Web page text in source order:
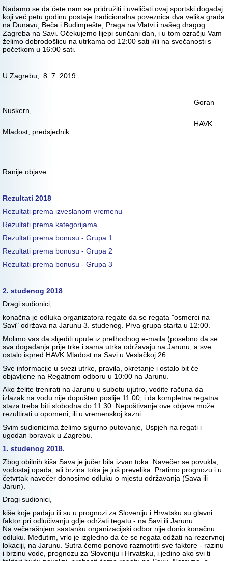
Nadamo se da ćete nam se pridružiti i uveličati ovaj sportski događaj
koji već petu godinu postaje tradicionalna poveznica dva velika grada
na Dunavu, Beča i Budimpešte, Praga na Vlatvi i našeg dragog
Zagreba na Savi. Očekujemo lijepi sunčani dan, i u tom ozračju Vam
želimo dobrodošlicu na utrkama od 12:00 sati i/ili na svečanosti s
početkom u 16:00 sati.
U Zagrebu, 8. 7. 2019.
Goran
Nuskern,
HAVK
Mladost, predsjednik
Ranije objave:
Rezultati 2018
Rezultati prema izveslanom vremenu
Rezultati prema kategorijama
Rezultati prema bonusu - Grupa 1
Rezultati prema bonusu - Grupa 2
Rezultati prema bonusu - Grupa 3
2. studenog 2018
Dragi sudionici,
konačna je odluka organizatora regate da se regata "osmerci na
Savi" održava na Jarunu 3. studenog. Prva grupa starta u 12:00.
Molimo vas da slijediti upute iz prethodnog e-maila (posebno da se
sva događanja prije trke i sama utrka održavaju na Jarunu, a sve
ostalo ispred HAVK Mladost na Savi u Veslačkoj 26.
Sve informacije u svezi utrke, pravila, okretanje i ostalo bit će
objavljene na Regatnom odboru u 10:00 na Jarunu.
Ako želite trenirati na Jarunu u subotu ujutro, vodite računa da
izlazak na vodu nije dopušten poslije 11:00, i da kompletna regatna
staza treba biti slobodna do 11:30. Nepoštivanje ove objave može
rezultirati u opomeni, ili u vremenskoj kazni.
Svim sudionicima želimo sigurno putovanje, Uspjeh na regati i
ugodan boravak u Zagrebu.
1. studenog 2018.
Zbog obilnih kiša Sava je jučer bila izvan toka. Navečer se povukla,
vodostaj opada, ali brzina toka je još prevelika. Pratimo prognozu i u
četvrtak navečer donosimo odluku o mjestu održavanja (Sava ili
Jarun).
Dragi sudionici,
kiše koje padaju ili su u prognozi za Sloveniju i Hrvatsku su glavni
faktor pri odlučivanju gdje održati tegatu - na Savi ili Jarunu.
Na večerašnjem sastanku organizacijski odbor nije donio konačnu
odluku. Međutim, vrlo je izgledno da će se regata odžati na rezervnoj
lokaciji, na Jarunu. Sutra ćemo ponovo razmotriti sve faktore - razinu
i brzinu vode, prognozu za Sloveniju i Hrvatsku, i jedino ako svi ti